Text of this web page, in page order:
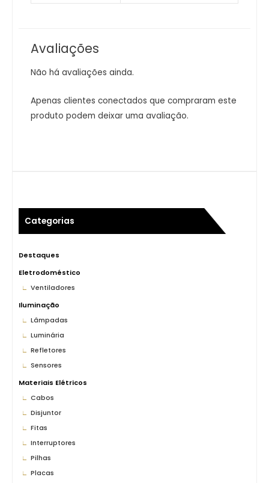
Avaliações
Não há avaliações ainda.
Apenas clientes conectados que compraram este
produto podem deixar uma avaliação.
Categorias
Destaques
Eletrodoméstico
Ventiladores
Iluminação
Lâmpadas
Luminária
Refletores
Sensores
Materiais Elétricos
Cabos
Disjuntor
Fitas
Interruptores
Pilhas
Placas